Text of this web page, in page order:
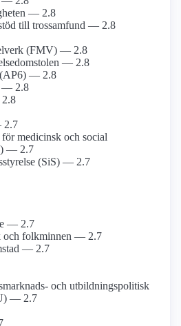
— 2.8
till trossamfund — 2.8
(FMV) — 2.8
— 2.8
(AP6) — 2.8
— 2.8
2.7
för medicinsk och social
— 2.7
(SiS) — 2.7
— 2.7
och folkminnen — 2.7
— 2.7
och utbildningspolitisk
— 2.7